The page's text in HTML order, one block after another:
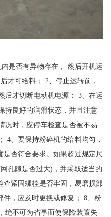
是否有异物存在， 然后开机运
才可给料； 2、停止运转前，
后才切断电动机电源； 3、在运
持良好的润滑状态，并且注意
况时，应停车检查是否被不易
4、要保持粉碎机的给料均匀，
否符合要求。如果超过规定尺
孔隙是否过大)，并采取适当的
紧固螺栓是否牢固，易磨损部
，应及时更换或修复； 8、粉
绝不可为省事而使保险装置失